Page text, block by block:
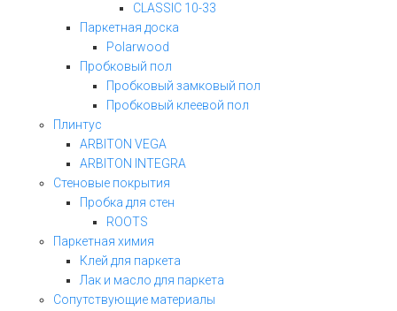
CLASSIC 10-33
Паркетная доска
Polarwood
Пробковый пол
Пробковый замковый пол
Пробковый клеевой пол
Плинтус
ARBITON VEGA
ARBITON INTEGRA
Стеновые покрытия
Пробка для стен
ROOTS
Паркетная химия
Клей для паркета
Лак и масло для паркета
Сопутствующие материалы